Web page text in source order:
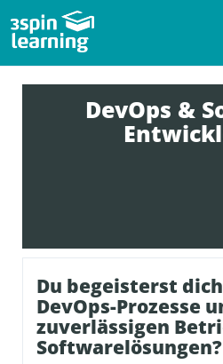
DevOps &
Du begeisterst
DevOps-Prozesse
zuverlässigen
Softwarelösungen?